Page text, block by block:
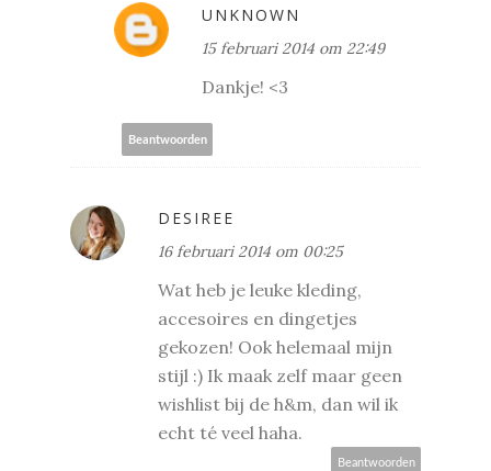
UNKNOWN
15 februari 2014 om 22:49
Dankje! <3
Beantwoorden
DESIREE
16 februari 2014 om 00:25
Wat heb je leuke kleding,
accesoires en dingetjes
gekozen! Ook helemaal mijn
stijl :) Ik maak zelf maar geen
wishlist bij de h&m, dan wil ik
echt té veel haha.
Beantwoorden